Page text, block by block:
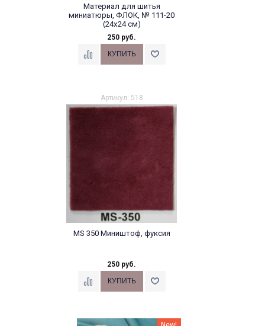
Материал для шитья
миниатюры, ФЛОК, № 111-20
(24х24 см)
250 руб.
Артикул: 518
MS 350 Миништоф, фуксия
250 руб.